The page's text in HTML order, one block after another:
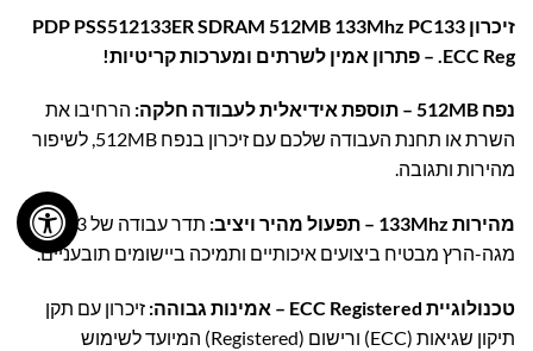
זיכרון PDP PSS512133ER SDRAM 512MB 133Mhz PC133
ECC Reg. – פתרון אמין לשרתים ומערכות קריטיות!
נפח 512MB – תוספת אידיאלית לעבודה חלקה:
הרחיבו את
השרת או תחנת העבודה שלכם עם זיכרון בנפח 512MB, לשיפור
מהירות ותגובה.
מהירות 133Mhz – תפעול מהיר ויציב:
תדר עבודה של 133
מגה-הרץ מבטיח ביצועים איכותיים ותמיכה ביישומים תובעניים.
טכנולוגיית ECC Registered – אמינות גבוהה:
זיכרון עם תקן
תיקון שגיאות (ECC) ורישום (Registered) המיועד לשימוש